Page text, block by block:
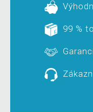
99 %